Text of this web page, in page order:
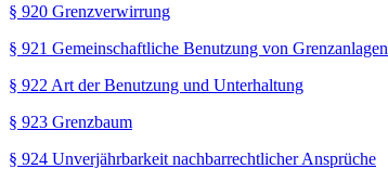
§ 920 Grenzverwirrung
§ 921 Gemeinschaftliche Benutzung von Grenzanlagen
§ 922 Art der Benutzung und Unterhaltung
§ 923 Grenzbaum
§ 924 Unverjährbarkeit nachbarrechtlicher Ansprüche